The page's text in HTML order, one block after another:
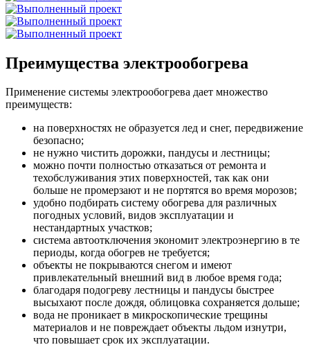
Преимущества электрообогрева
Применение системы электрообогрева дает множество
преимуществ:
на поверхностях не образуется лед и снег, передвижение
безопасно;
не нужно чистить дорожки, пандусы и лестницы;
можно почти полностью отказаться от ремонта и
техобслуживания этих поверхностей, так как они
больше не промерзают и не портятся во время морозов;
удобно подбирать систему обогрева для различных
погодных условий, видов эксплуатации и
нестандартных участков;
система автоотключения экономит электроэнергию в те
периоды, когда обогрев не требуется;
объекты не покрываются снегом и имеют
привлекательный внешний вид в любое время года;
благодаря подогреву лестницы и пандусы быстрее
высыхают после дождя, облицовка сохраняется дольше;
вода не проникает в микроскопические трещины
материалов и не повреждает объекты льдом изнутри,
что повышает срок их эксплуатации.